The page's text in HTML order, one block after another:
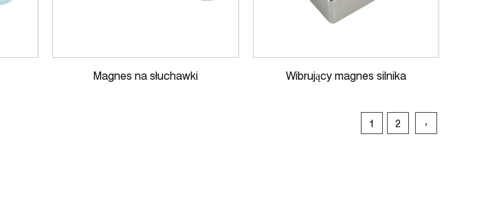
Magnes na słuchawki Wibrujący magnes silnika
1 2 ›